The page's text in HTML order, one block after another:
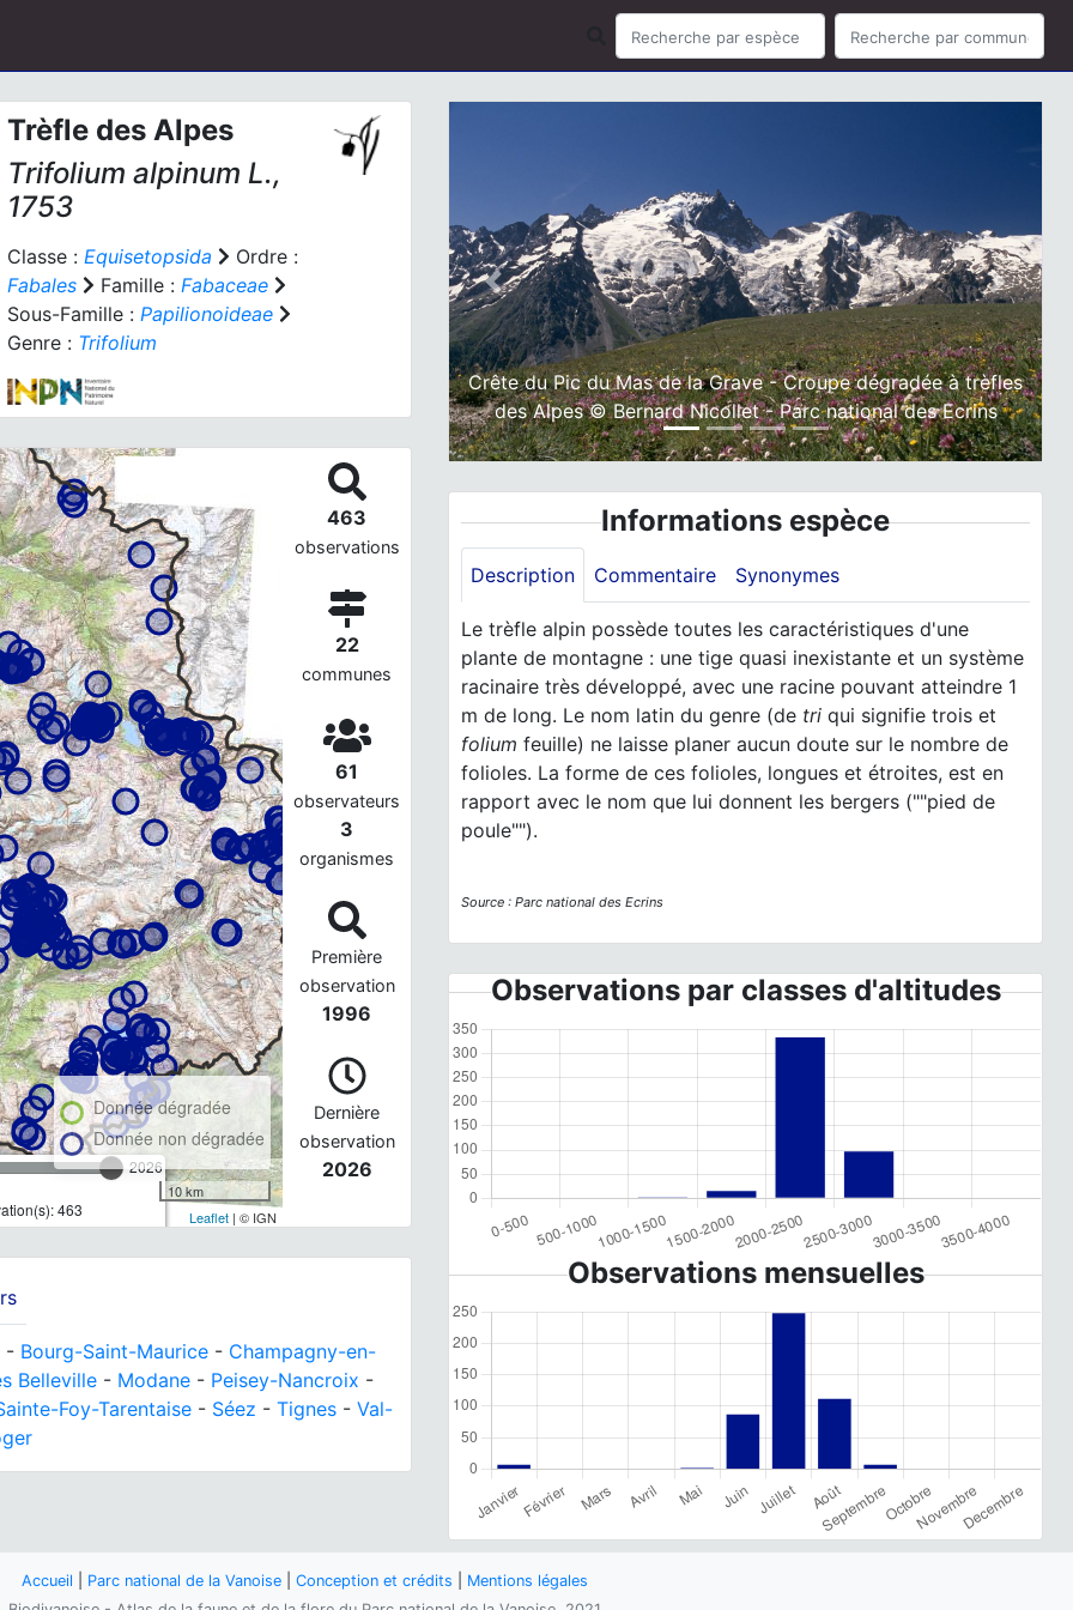
Trèfle des Alpes
Trifolium alpinum L.,
1753
Classe : Equisetopsida
Ordre :
Fabales
Famille : Fabaceae
Sous-Famille : Papilionoideae
Genre : Trifolium
2026
463
Donnée dégradée
Donnée non dégradée
10 km
Leaflet| © IGN
463
observations
22
communes
61
observateurs
3
organismes
Première
observation
1996
Dernière
observation
2026
- Bourg-Saint-Maurice - Champagny-en-
Belleville - Modane - Peisey-Nancroix -
Foy-Tarentaise - Séez - Tignes - Val-
Crête du Pic du Mas de la Grave - Croupe dégradée à trèfles
des Alpes © Bernard Nicollet - Parc national des Ecrins
Previous Next
Informations espèce
Description Commentaire Synonymes
Le trèfle alpin possède toutes les caractéristiques d'une
plante de montagne : une tige quasi inexistante et un système
racinaire très développé, avec une racine pouvant atteindre 1
m de long. Le nom latin du genre (de tri qui signifie trois et
folium feuille) ne laisse planer aucun doute sur le nombre de
folioles. La forme de ces folioles, longues et étroites, est en
rapport avec le nom que lui donnent les bergers (""pied de
poule"").
Source : Parc national des Ecrins
Observations par classes d'altitudes
Observations mensuelles
Accueil Parc national de la Vanoise| Conception et crédits
Mentions légales